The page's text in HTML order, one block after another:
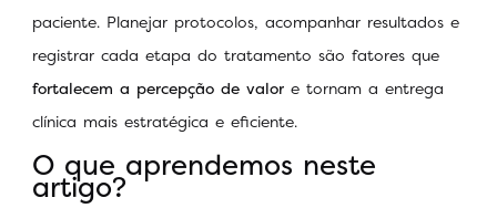
paciente. Planejar protocolos, acompanhar resultados e
registrar cada etapa do tratamento são fatores que
fortalecem a percepção de valor e tornam a entrega
clínica mais estratégica e eficiente.
O que aprendemos neste
artigo?